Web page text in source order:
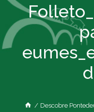
/ Descobre